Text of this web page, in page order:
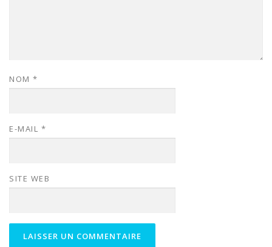
NOM *
E-MAIL *
SITE WEB